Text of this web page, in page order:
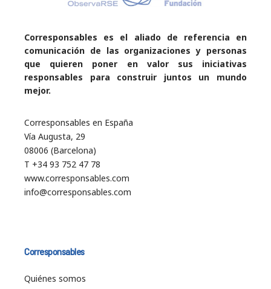
Corresponsables es el aliado de referencia en
comunicación de las organizaciones y personas
que quieren poner en valor sus iniciativas
responsables para construir juntos un mundo
mejor.
Corresponsables en España
Vía Augusta, 29
08006 (Barcelona)
T +34 93 752 47 78
www.corresponsables.com
info@corresponsables.com
Corresponsables
Quiénes somos